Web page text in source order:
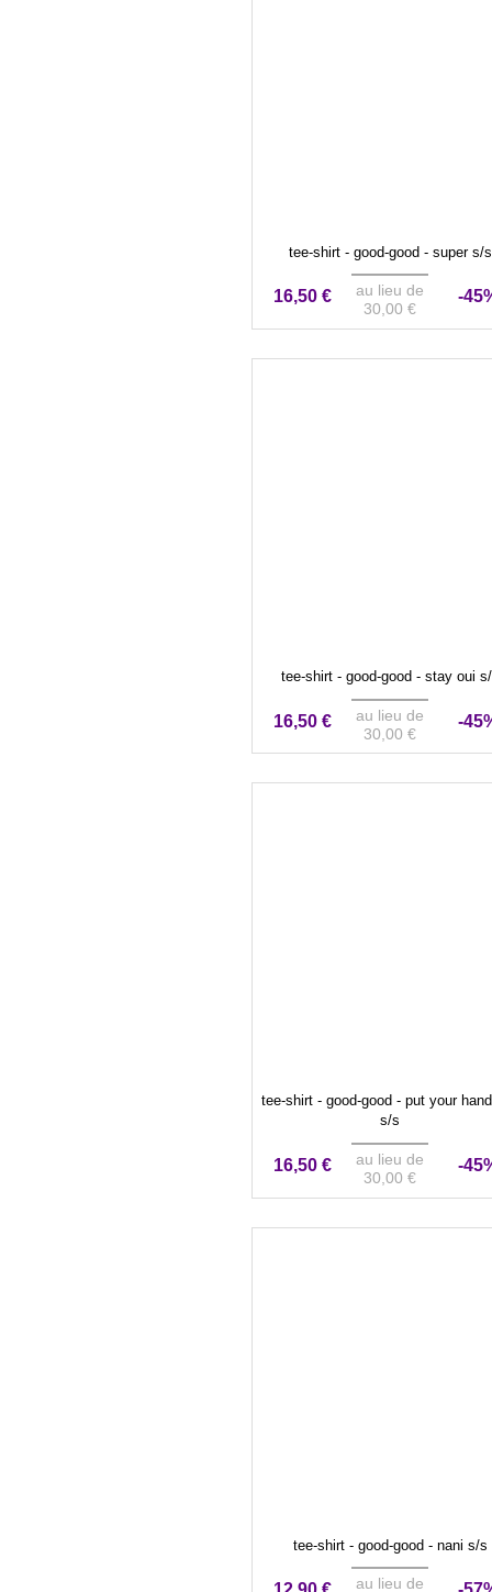
tee-shirt - good-good - super s/s
16,50 €
au lieu de
30,00 €
-
tee-shirt - good-good - stay oui
16,50 €
au lieu de
30,00 €
-
tee-shirt - good-good - put your
s/s
16,50 €
au lieu de
30,00 €
-
tee-shirt - good-good - nani s/s
au lieu de